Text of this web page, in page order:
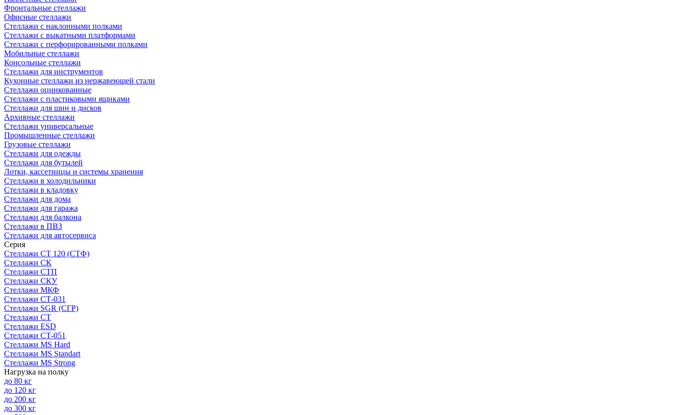
Фронтальные стеллажи
Офисные стеллажи
Стеллажи с наклонными полками
Стеллажи с выкатными платформами
Стеллажи с перфорированными полками
Мобильные стеллажи
Консольные стеллажи
Стеллажи для инструментов
Кухонные стеллажи из нержавеющей стали
Стеллажи оцинкованные
Стеллажи с пластиковыми ящиками
Стеллажи для шин и дисков
Архивные стеллажи
Стеллажи универсальные
Промышленные стеллажи
Грузовые стеллажи
Стеллажи для одежды
Стеллажи для бутылей
Лотки, кассетницы и системы хранения
Стеллажи в холодильники
Стеллажи в кладовку
Стеллажи для дома
Стеллажи для гаража
Стеллажи для балкона
Стеллажи в ПВЗ
Стеллажи для автосервиса
Серия
Стеллажи СТ 120 (СТФ)
Стеллажи СК
Стеллажи СТП
Стеллажи СКУ
Стеллажи МКФ
Стеллажи СТ-031
Стеллажи SGR (СГР)
Стеллажи СТ
Стеллажи ESD
Стеллажи СТ-051
Стеллажи MS Hard
Стеллажи MS Standart
Стеллажи MS Strong
Нагрузка на полку
до 80 кг
до 120 кг
до 200 кг
до 300 кг